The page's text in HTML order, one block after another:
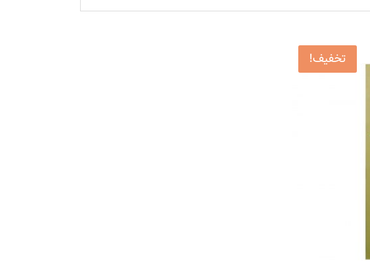
تخفیف!